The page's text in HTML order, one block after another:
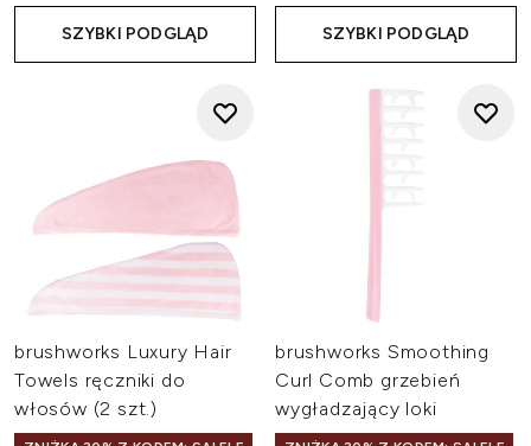
SZYBKI PODGLĄD SZYBKI PODGLĄD
brushworks Luxury Hair
Towels ręczniki do
włosów (2 szt.)
brushworks Smoothing
Curl Comb grzebień
wygładzający loki